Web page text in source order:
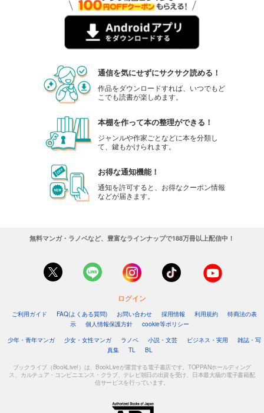
通信を気にせずにサクサク読める！
作品をダウンロードすれば、いつでもど
こでも読書が楽しめます。
本棚を作って本の整理ができる！
ジャンルや作家ごとなどに本を分類し
て、鍵もかけられます。
お得な通知機能！
通知を許可すると、お得なクーポン情報
などが届きます。
無料マンガ・ラノベなど、豊富なラインナップで188万冊以上配信中！
ログイン
ご利用ガイド FAQ(よくある質問) お問い合わせ 採用情報 利用規約
特商法の表
示
個人情報保護方針
cookie等ポリシー
少年・青年マンガ
少女・女性マンガ ラノベ 小説・文芸 ビジネス・実用
雑誌・写
真集
TL BL
ブックライブ（BookLive!）は、BookLiveが運営する電子書店です。TOPPANホールディング
ス、カルチュア・コンビニエンス・クラブ、テレビ朝日の出資を受け、日本最大級の電子書籍配
信サービスを行っています。